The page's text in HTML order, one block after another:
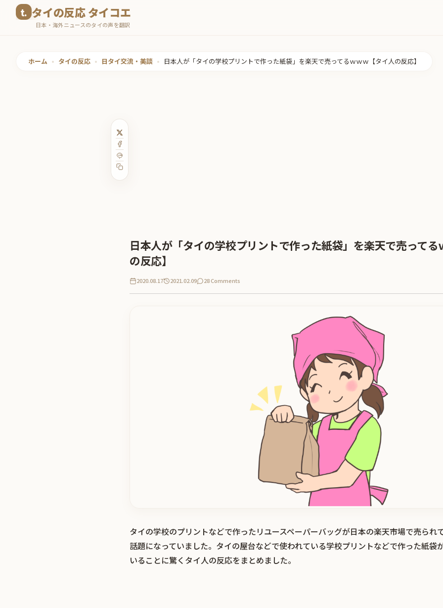
タイの反応 タイコエ
日本・海外ニュースのタイの声を翻訳
ホーム • タイの反応 • 日タイ交流・美談 • 日本人が「タイの学校プリントで作った紙袋」を楽天で売ってるｗｗｗ【タイ人の反応】
日本人が「タイの学校プリントで作った紙袋」を楽天で売ってる
の反応】
2020.08.17 2021.02.09 28 Comments
タイの学校のプリントなどで作ったリユースペーパーバッグが日本の楽天市場で売られ
話題になっていました。タイの屋台などで使われている学校プリントなどで作った紙袋
いることに驚くタイ人の反応をまとめました。